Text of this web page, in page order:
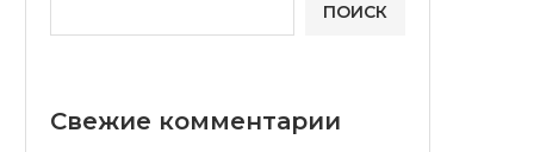
ПОИСК
Свежие комментарии